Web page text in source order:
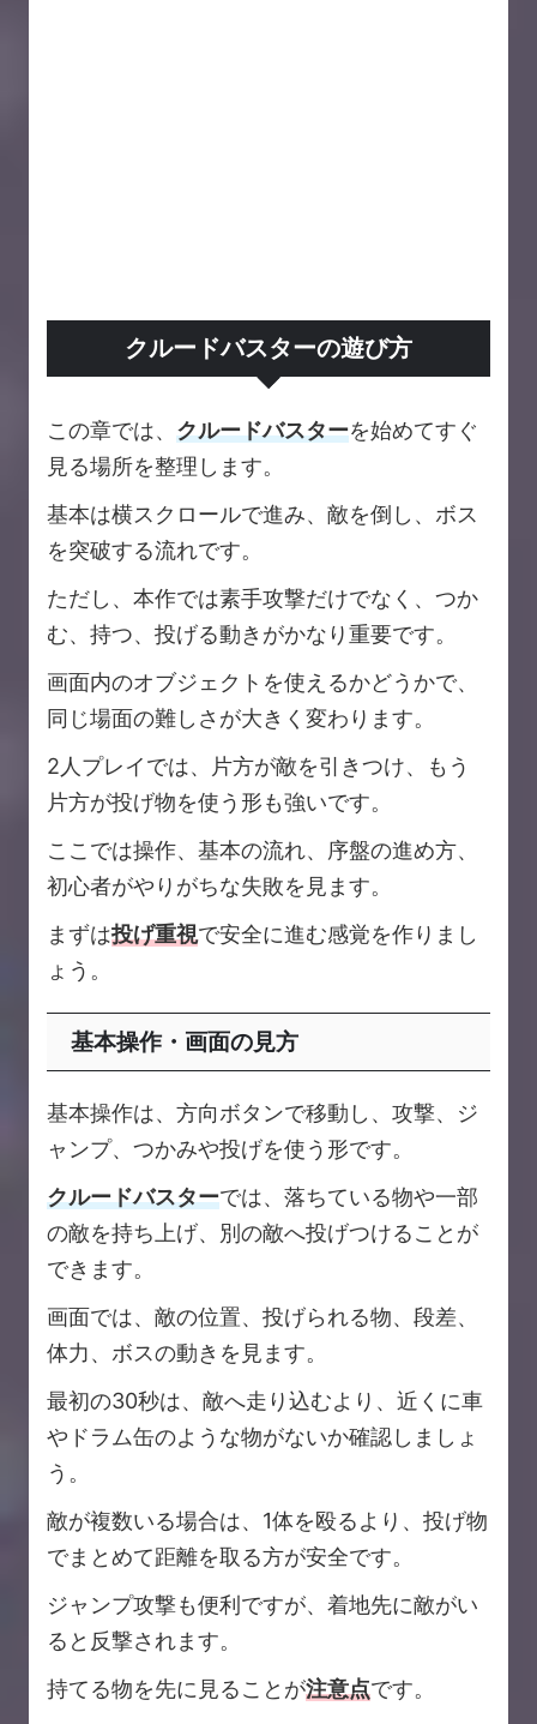
クルードバスターの遊び方
この章では、 クルードバスターを始めてすぐ
見る場所を整理します。
基本は横スクロールで進み、敵を倒し、ボス
を突破する流れです。
ただし、本作では素手攻撃だけでなく、つか
む、持つ、投げる動きがかなり重要です。
画面内のオブジェクトを使えるかどうかで、
同じ場面の難しさが大きく変わります。
2人プレイでは、片方が敵を引きつけ、もう
片方が投げ物を使う形も強いです。
ここでは操作、基本の流れ、序盤の進め方、
初心者がやりがちな失敗を見ます。
まずは投げ重視で安全に進む感覚を作りまし
ょう。
基本操作・画面の見方
基本操作は、方向ボタンで移動し、攻撃、ジ
ャンプ、つかみや投げを使う形です。
クルードバスターでは、落ちている物や一部
の敵を持ち上げ、別の敵へ投げつけることが
できます。
画面では、敵の位置、投げられる物、段差、
体力、ボスの動きを見ます。
最初の30秒は、敵へ走り込むより、近くに車
やドラム缶のような物がないか確認しましょ
う。
敵が複数いる場合は、1体を殴るより、投げ物
でまとめて距離を取る方が安全です。
ジャンプ攻撃も便利ですが、着地先に敵がい
ると反撃されます。
持てる物を先に見ることが注意点です。